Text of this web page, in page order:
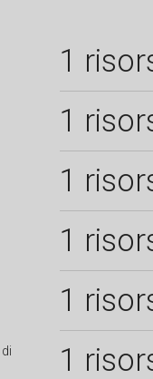
1
1
1
1
1
di 1